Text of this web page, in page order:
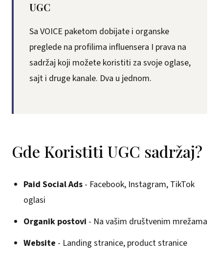
UGC
Sa VOICE paketom dobijate i organske
preglede na profilima influensera I prava na
sadržaj koji možete koristiti za svoje oglase,
sajt i druge kanale. Dva u jednom.
Gde Koristiti UGC sadržaj?
Paid Social Ads - Facebook, Instagram, TikTok
oglasi
Organik postovi - Na vašim društvenim mrežama
Website - Landing stranice, product stranice